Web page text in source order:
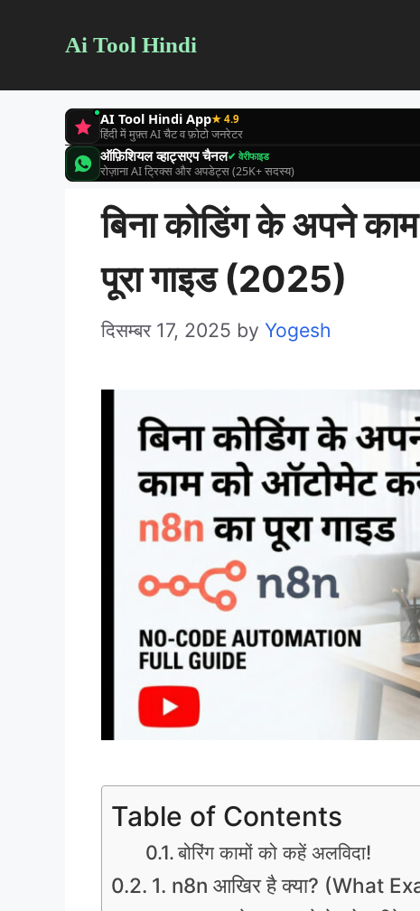
content
Ai Tool Hindi
AI Tool Hindi App★ 4.9
हिंदी में मुफ़्त AI चैट व फ़ोटो जनरेटर
ऑफ़िशियल व्हाट्सएप चैनल✔ वेरीफाइड
रोज़ाना AI ट्रिक्स और अपडेट्स (25K+ सदस्य)
बिना कोडिंग के अपने
पूरा गाइड (2025)
दिसम्बर 17, 2025 by Yogesh
Table of Contents
बोरिंग कामों को कहें अलविदा!
1. n8n आखिर है क्या? (What